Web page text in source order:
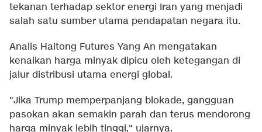
tekanan terhadap sektor energi Iran yang menjadi
salah satu sumber utama pendapatan negara itu.
Analis Haitong Futures Yang An mengatakan
kenaikan harga minyak dipicu oleh ketegangan di
jalur distribusi utama energi global.
"Jika Trump memperpanjang blokade, gangguan
pasokan akan semakin parah dan terus mendorong
harga minyak lebih tinggi," ujarnya.